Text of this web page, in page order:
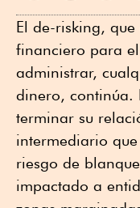
El de-risking,
financiero para
administrar,
dinero, continúa.
terminar su
intermediario
riesgo de
impactado a